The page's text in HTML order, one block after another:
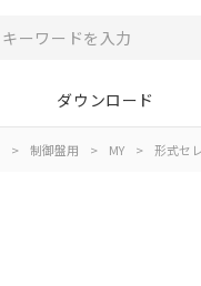
ダウンロード
> 制御盤用 > MY > 形式セ